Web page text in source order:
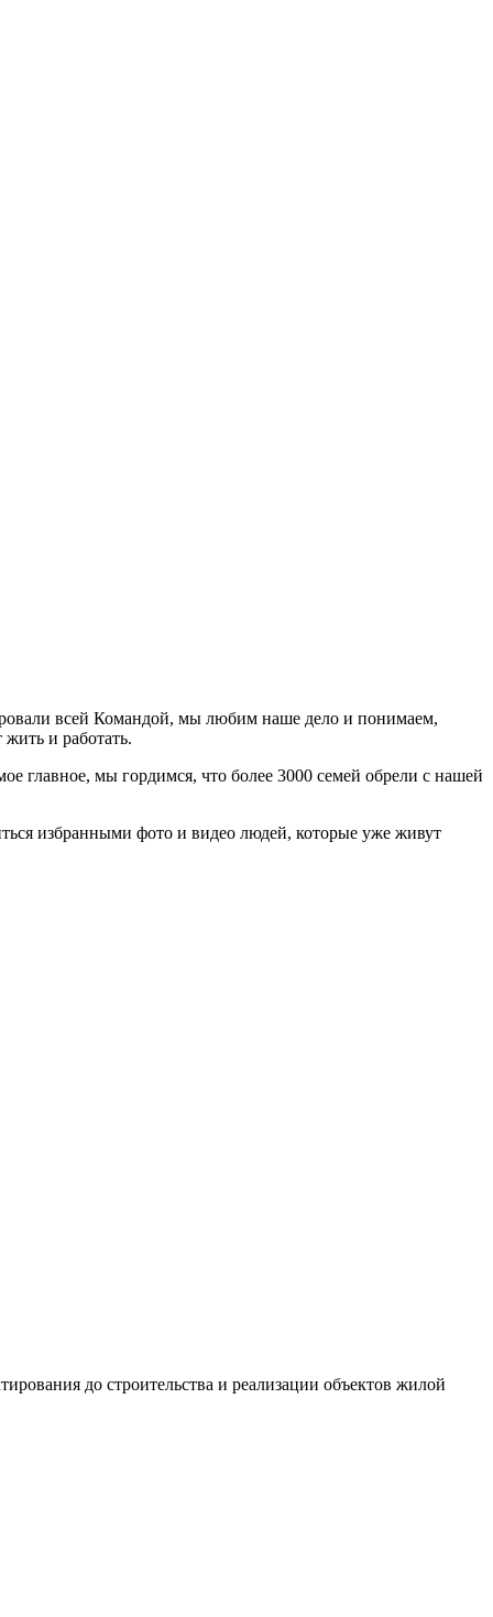
всей Командой, мы любим наше дело и понимаем,
и работать.
главное, мы гордимся, что более 3000 семей обрели с нашей
избранными фото и видео людей, которые уже живут
до строительства и реализации объектов жилой